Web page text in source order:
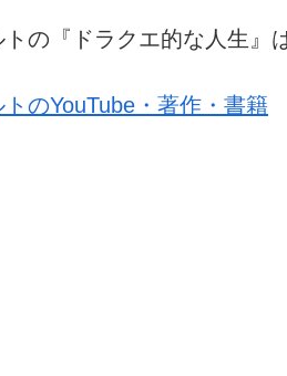
トの『ドラクエ的な人生』
のYouTube・著作・書籍